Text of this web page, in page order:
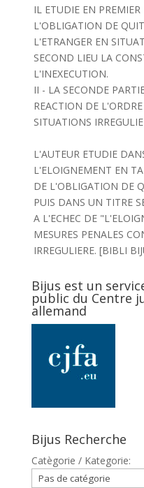
IL ETUDIE EN
L'OBLIGATION DE
L'ETRANGER EN
SECOND LIEU LA
L'INEXECUTION.
II - LA SECONDE
REACTION DE
SITUATIONS
L'AUTEUR ETUDIE
L'ELOIGNEMENT EN
DE L'OBLIGATION DE
PUIS DANS UN TITRE
A L'ECHEC DE
MESURES PENALES
IRREGULIERE. [BIBLI
Bijus est un
public du Centre
allemand
Bijus Recherche
Catègorie / Kategorie: